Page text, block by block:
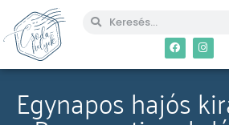
Egynapos hajós